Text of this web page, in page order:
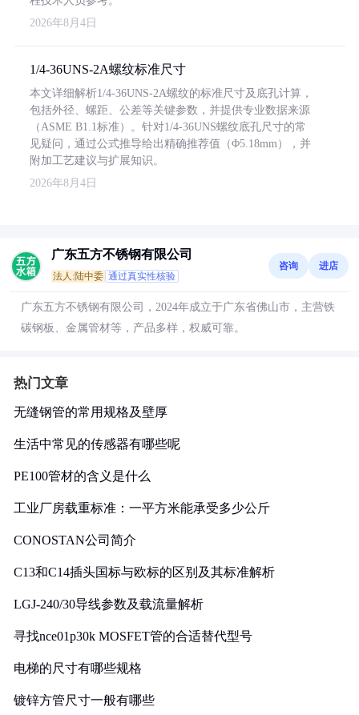
2026年8月4日
1/4-36UNS-2A螺纹标准尺寸
本文详细解析1/4-36UNS-2A螺纹的标准尺寸及底孔计算，
包括外径、螺距、公差等关键参数，并提供专业数据来源
（ASME B1.1标准）。针对1/4-36UNS螺纹底孔尺寸的常
见疑问，通过公式推导给出精确推荐值（Φ5.18mm），并
附加工艺建议与扩展知识。
2026年8月4日
广东五方不锈钢有限公司
法人:陆中委 通过真实性核验
咨询 进店
广东五方不锈钢有限公司，2024年成立于广东省佛山市，主营铁
碳钢板、金属管材等，产品多样，权威可靠。
热门文章
无缝钢管的常用规格及壁厚
生活中常见的传感器有哪些呢
PE100管材的含义是什么
工业厂房载重标准：一平方米能承受多少公斤
CONOSTAN公司简介
C13和C14插头国标与欧标的区别及其标准解析
LGJ-240/30导线参数及载流量解析
寻找nce01p30k MOSFET管的合适替代型号
电梯的尺寸有哪些规格
镀锌方管尺寸一般有哪些